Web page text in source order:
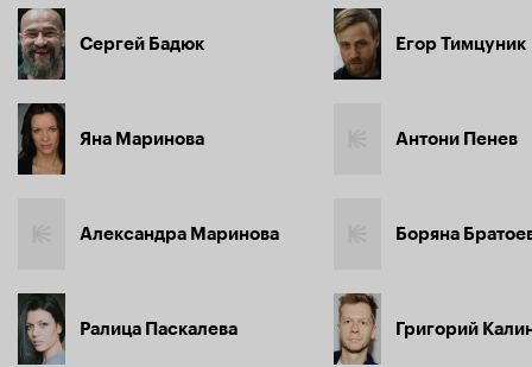
Сергей Бадюк
Яна Маринова
Александра Маринова
Ралица Паскалева
Егор Тимцуник
Антони Пенев
Боряна
Григорий